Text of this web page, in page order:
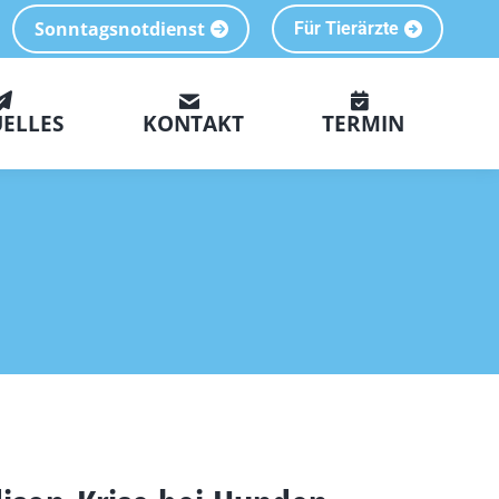
Sonntagsnotdienst Für Tierärzte
KONTAKT TERMIN